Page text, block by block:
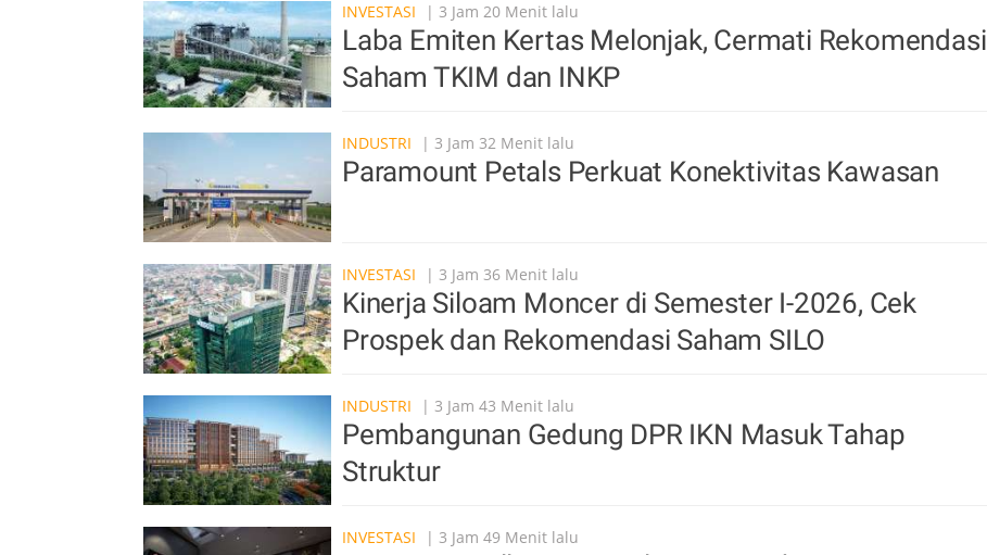
INVESTASI | 3 Jam 20 Menit lalu
Laba Emiten Kertas Melonjak, Cermati Rekomendasi
Saham TKIM dan INKP
INDUSTRI | 3 Jam 32 Menit lalu
Paramount Petals Perkuat Konektivitas Kawasan
INVESTASI | 3 Jam 36 Menit lalu
Kinerja Siloam Moncer di Semester I-2026, Cek
Prospek dan Rekomendasi Saham SILO
INDUSTRI | 3 Jam 43 Menit lalu
Pembangunan Gedung DPR IKN Masuk Tahap
Struktur
INVESTASI | 3 Jam 49 Menit lalu